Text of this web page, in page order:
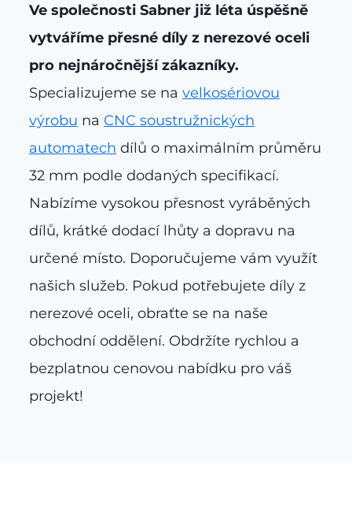
Ve společnosti Sabner již léta úspěšně
vytváříme přesné díly z nerezové oceli
pro nejnáročnější zákazníky.
Specializujeme se na velkosériovou
výrobu na CNC soustružnických
automatech dílů o maximálním průměru
32 mm podle dodaných specifikací.
Nabízíme vysokou přesnost vyráběných
dílů, krátké dodací lhůty a dopravu na
určené místo. Doporučujeme vám využít
našich služeb. Pokud potřebujete díly z
nerezové oceli, obraťte se na naše
obchodní oddělení. Obdržíte rychlou a
bezplatnou cenovou nabídku pro váš
projekt!